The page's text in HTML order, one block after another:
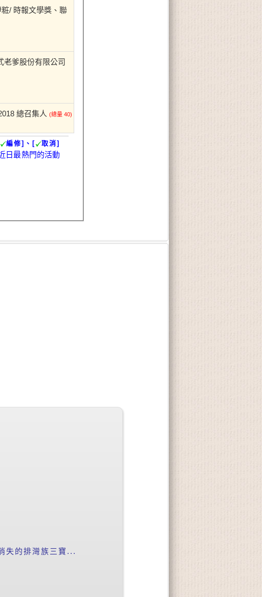
/ 時報文學獎、聯
爹股份有限公司
總召集人 (總量 40)
編修]、[ 取消]
日最熱門的活動
失的排灣族三寶...